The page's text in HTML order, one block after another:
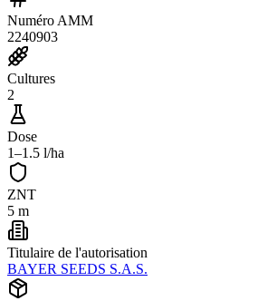
Numéro AMM
2240903
Cultures
2
Dose
1–1.5 l/ha
ZNT
5 m
Titulaire de l'autorisation
BAYER SEEDS S.A.S.